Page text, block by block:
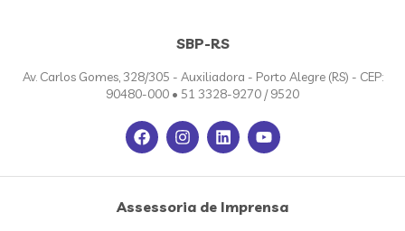
SBP-RS
Av. Carlos Gomes, 328/305 - Auxiliadora - Porto Alegre (RS) - CEP:
90480-000 • 51 3328-9270 / 9520
Assessoria de Imprensa